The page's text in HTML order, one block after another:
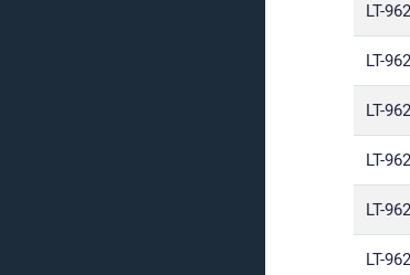
LT-
LT-
LT-
LT-
LT-
LT-